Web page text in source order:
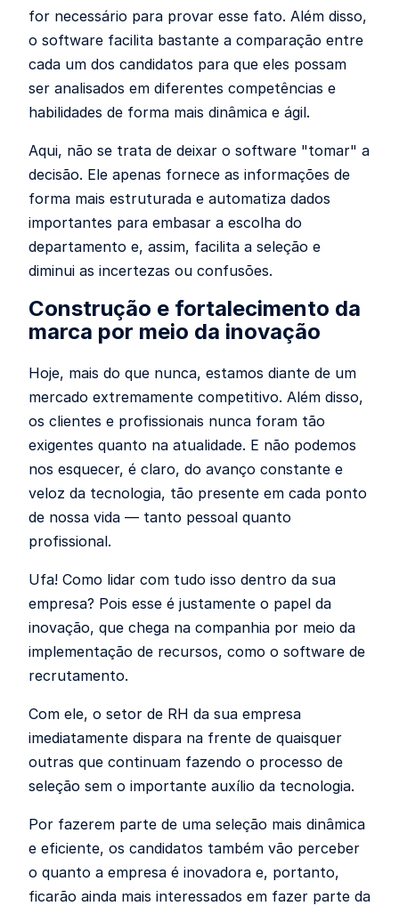
for necessário para provar esse fato. Além disso,
o software facilita bastante a comparação entre
cada um dos candidatos para que eles possam
ser analisados em diferentes competências e
habilidades de forma mais dinâmica e ágil.
Aqui, não se trata de deixar o software "tomar" a
decisão. Ele apenas fornece as informações de
forma mais estruturada e automatiza dados
importantes para embasar a escolha do
departamento e, assim, facilita a seleção e
diminui as incertezas ou confusões.
Construção e fortalecimento da
marca por meio da inovação
Hoje, mais do que nunca, estamos diante de um
mercado extremamente competitivo. Além disso,
os clientes e profissionais nunca foram tão
exigentes quanto na atualidade. E não podemos
nos esquecer, é claro, do avanço constante e
veloz da tecnologia, tão presente em cada ponto
de nossa vida — tanto pessoal quanto
profissional.
Ufa! Como lidar com tudo isso dentro da sua
empresa? Pois esse é justamente o papel da
inovação, que chega na companhia por meio da
implementação de recursos, como o software de
recrutamento.
Com ele, o setor de RH da sua empresa
imediatamente dispara na frente de quaisquer
outras que continuam fazendo o processo de
seleção sem o importante auxílio da tecnologia.
Por fazerem parte de uma seleção mais dinâmica
e eficiente, os candidatos também vão perceber
o quanto a empresa é inovadora e, portanto,
ficarão ainda mais interessados em fazer parte da